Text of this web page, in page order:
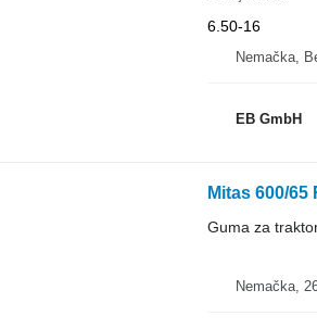
6.50-16
Nemačka,
EB GmbH
Mitas 600/65
Guma za
Nemačka,